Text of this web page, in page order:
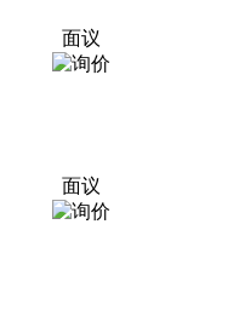
面议
面议